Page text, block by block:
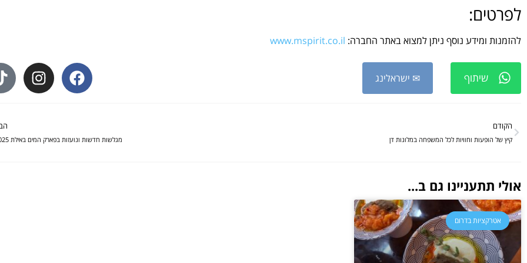
לפרטים:
להזמנות ומידע נוסף ניתן למצוא באתר החברה: www.mspirit.co.il
שיתוף ✉ ישראלינג
הקודם
קיץ של הופעות וחוויות לכל המשפחה במלונות דן מגלשות חדשות ונועזות בפארק המים באילת 2025
אולי תתעניינו גם ב...
אטרקציות בדרום